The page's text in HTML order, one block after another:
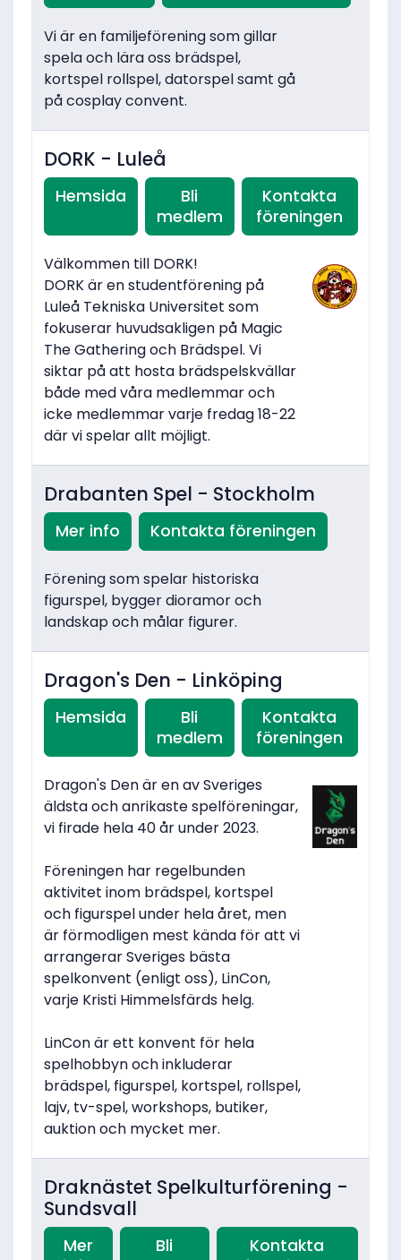
Vi är en familjeförening som gillar
spela och lära oss brädspel,
kortspel rollspel, datorspel samt gå
på cosplay convent.
DORK - Luleå
Hemsida
Bli
medlem
Kontakta
föreningen
Välkommen till DORK!
DORK är en studentförening på
Luleå Tekniska Universitet som
fokuserar huvudsakligen på Magic
The Gathering och Brädspel. Vi
siktar på att hosta brädspelskvällar
både med våra medlemmar och
icke medlemmar varje fredag 18-22
där vi spelar allt möjligt.
Drabanten Spel - Stockholm
Mer info Kontakta föreningen
Förening som spelar historiska
figurspel, bygger dioramor och
landskap och målar figurer.
Dragon's Den - Linköping
Hemsida
Bli
medlem
Kontakta
föreningen
Dragon's Den är en av Sveriges
äldsta och anrikaste spelföreningar,
vi firade hela 40 år under 2023.
Föreningen har regelbunden
aktivitet inom brädspel, kortspel
och figurspel under hela året, men
är förmodligen mest kända för att vi
arrangerar Sveriges bästa
spelkonvent (enligt oss), LinCon,
varje Kristi Himmelsfärds helg.
LinCon är ett konvent för hela
spelhobbyn och inkluderar
brädspel, figurspel, kortspel, rollspel,
lajv, tv-spel, workshops, butiker,
auktion och mycket mer.
Draknästet Spelkulturförening -
Sundsvall
Mer
Bli
Kontakta